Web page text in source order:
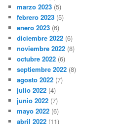
marzo 2023 (5)
febrero 2023 (5)
enero 2023 (6)
diciembre 2022 (6)
noviembre 2022 (8)
octubre 2022 (6)
septiembre 2022 (8)
agosto 2022 (7)
julio 2022 (4)
junio 2022 (7)
mayo 2022 (6)
abril 2022 (11)